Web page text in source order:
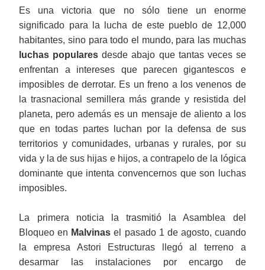
Es una victoria que no sólo tiene un enorme
significado para la lucha de este pueblo de 12,000
habitantes, sino para todo el mundo, para las muchas
luchas populares desde abajo que tantas veces se
enfrentan a intereses que parecen gigantescos e
imposibles de derrotar. Es un freno a los venenos de
la trasnacional semillera más grande y resistida del
planeta, pero además es un mensaje de aliento a los
que en todas partes luchan por la defensa de sus
territorios y comunidades, urbanas y rurales, por su
vida y la de sus hijas e hijos, a contrapelo de la lógica
dominante que intenta convencernos que son luchas
imposibles.
La primera noticia la trasmitió la Asamblea del
Bloqueo en Malvinas el pasado 1 de agosto, cuando
la empresa Astori Estructuras llegó al terreno a
desarmar las instalaciones por encargo de